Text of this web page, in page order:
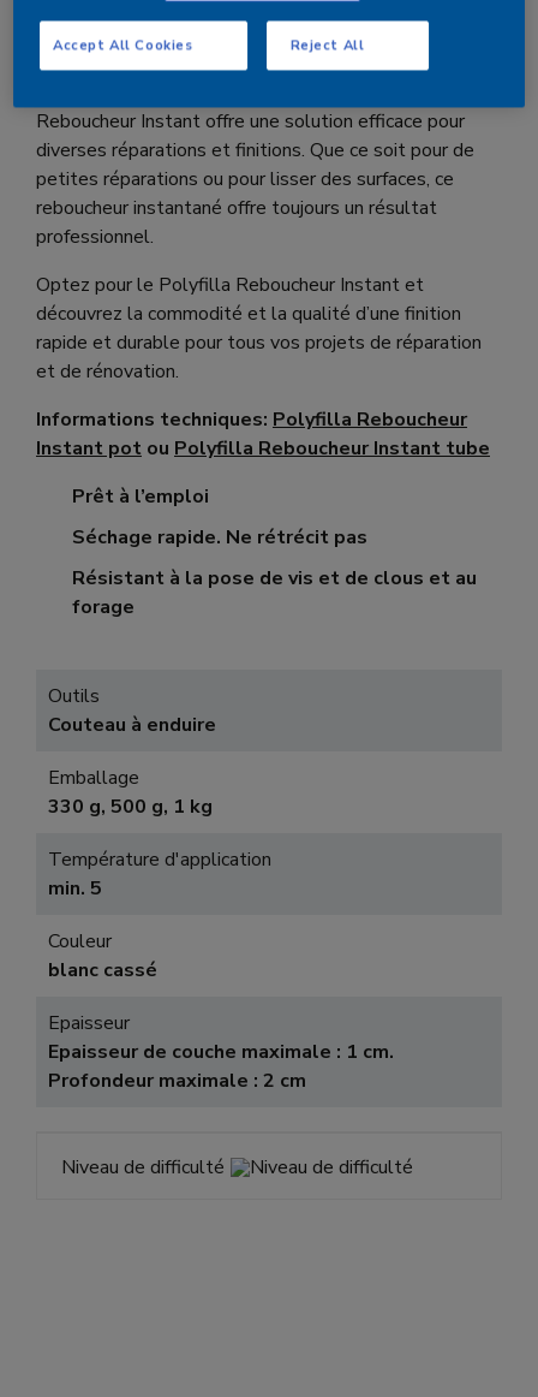
égaliser facilement les irrégularités sur les murs et les
plafonds.
Reboucheur Instant offre une solution efficace pour
diverses réparations et finitions. Que ce soit pour de
petites réparations ou pour lisser des surfaces, ce
reboucheur instantané offre toujours un résultat
professionnel.
Optez pour le Polyfilla Reboucheur Instant et
découvrez la commodité et la qualité d’une finition
rapide et durable pour tous vos projets de réparation
et de rénovation.
Informations techniques: Polyfilla Reboucheur
Instant pot ou Polyfilla Reboucheur Instant tube
Prêt à l’emploi
Séchage rapide. Ne rétrécit pas
Résistant à la pose de vis et de clous et au
forage
Outils
Couteau à enduire
Emballage
330 g, 500 g, 1 kg
Température d'application
min. 5
Couleur
blanc cassé
Epaisseur
Epaisseur de couche maximale : 1 cm.
Profondeur maximale : 2 cm
Niveau de difficulté
Reject All
Accept All Cookies